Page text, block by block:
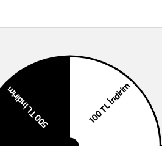
Back70